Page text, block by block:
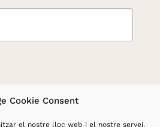
Cookie Consent
el nostre lloc web i el nostre servei.